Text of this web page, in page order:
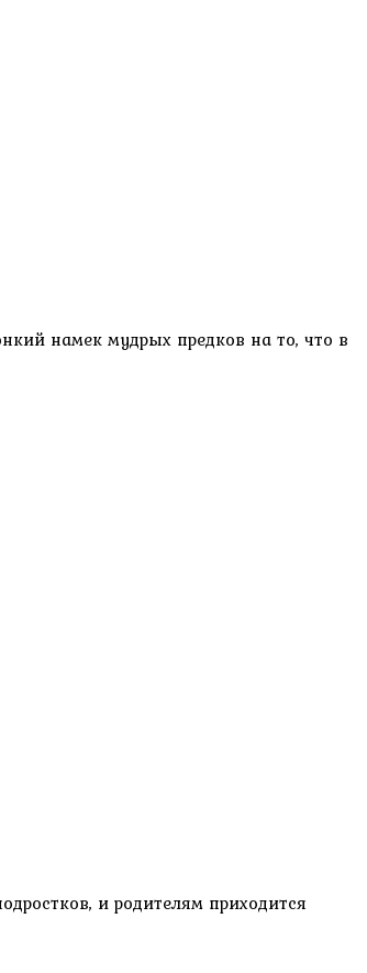
намек мудрых предков на то, что в
и родителям приходится